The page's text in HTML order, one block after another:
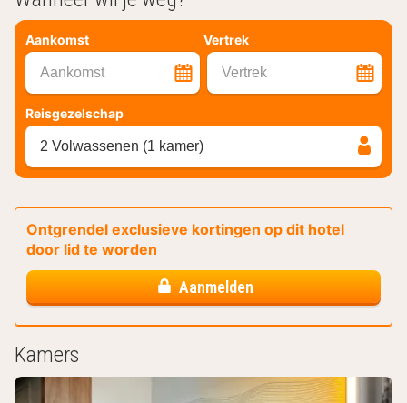
Aankomst Vertrek
Aankomst Vertrek
Reisgezelschap
2 Volwassenen (1 kamer)
Ontgrendel exclusieve kortingen op dit hotel
door lid te worden
Aanmelden
Kamers